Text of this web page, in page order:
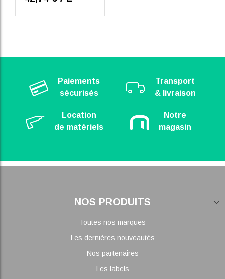
Paiements
sécurisés
Transport
& livraison
Location
de matériels
Notre
magasin
NOS PRODUITS
Toutes nos marques
Les dernières nouveautés
Nos partenaires
Les labels